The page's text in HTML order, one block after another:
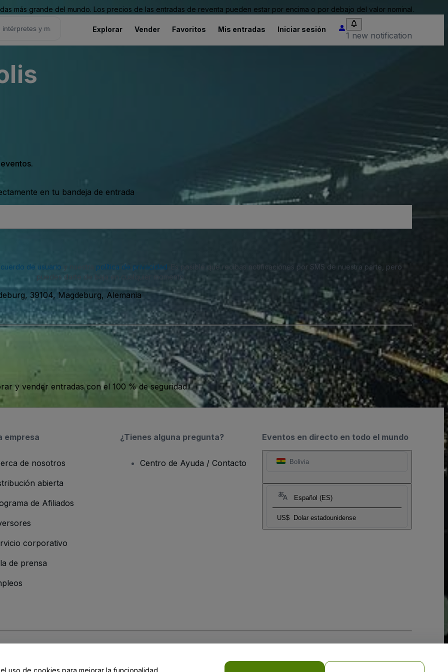
más grande del mundo. Los precios de las entradas de reventa pueden estar por encima o por debajo del valor nominal.
Explorar Vender Favoritos Mis entradas Iniciar sesión
1 new notification
en tu bandeja de entrada
de usuario política de privacidad . Es posible que recibas notificaciones por SMS de nuestra parte, pero
puedes darte de baja en cualquier momento.
39104, Magdeburg, Alemania
y vender entradas con el 100 % de seguridad.
Eventos en directo en todo el mundo
Bolivia
Español (ES)
US$ Dolar estadounidense
empresa
de nosotros
abierta
de Afiliados
corporativo
de prensa
¿Tienes alguna pregunta?
Centro de Ayuda / Contacto
y de laPolítica de Privacidad para Móviles
uso de cookies para mejorar la funcionalidad